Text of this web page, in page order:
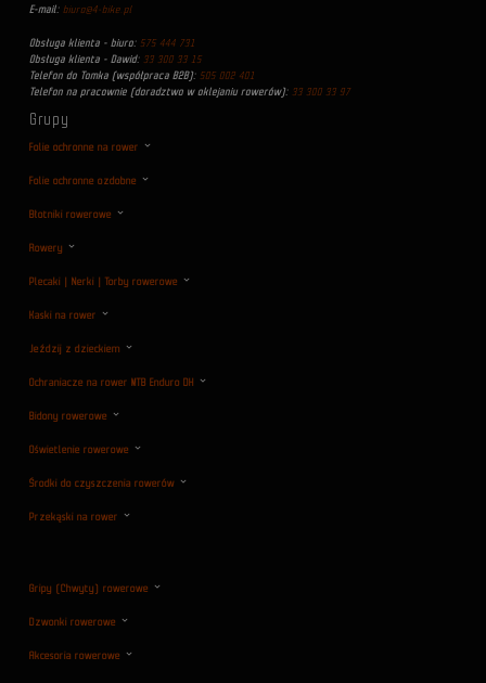
E-mail: biuro@4-bike.pl
Obsługa klienta - biuro: 575 444 731
Obsługa klienta - Dawid: 33 300 33 15
Telefon do Tomka (współpraca B2B): 505 002 401
Telefon na pracownie (doradztwo w oklejaniu rowerów): 33 300 33 97
Grupy
Folie ochronne na rower
Folie ochronne ozdobne
Błotniki rowerowe
Rowery
Plecaki | Nerki | Torby rowerowe
Kaski na rower
Jeździj z dzieckiem
Ochraniacze na rower MTB Enduro DH
Bidony rowerowe
Oświetlenie rowerowe
Środki do czyszczenia rowerów
Przekąski na rower
Gripy (Chwyty) rowerowe
Dzwonki rowerowe
Akcesoria rowerowe